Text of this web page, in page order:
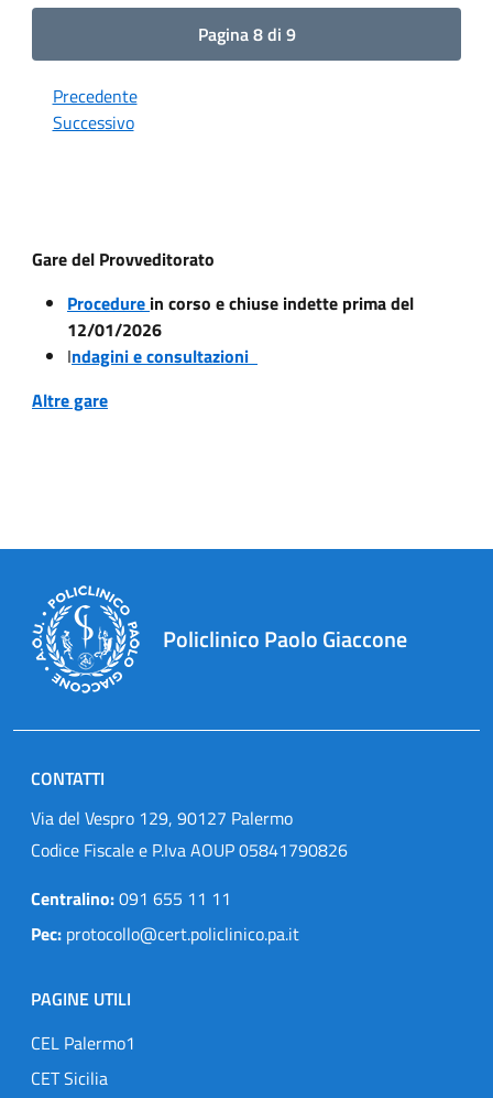
Pagina 8 di 9
Precedente
Successivo
Gare del Provveditorato
Procedure in corso e chiuse indette prima del
12/01/2026
Indagini e consultazioni
Altre gare
Policlinico Paolo Giaccone
CONTATTI
Via del Vespro 129, 90127 Palermo
Codice Fiscale e P.Iva AOUP 05841790826
Centralino:091 655 11 11
Pec: protocollo@cert.policlinico.pa.it
PAGINE UTILI
CEL Palermo1
CET Sicilia